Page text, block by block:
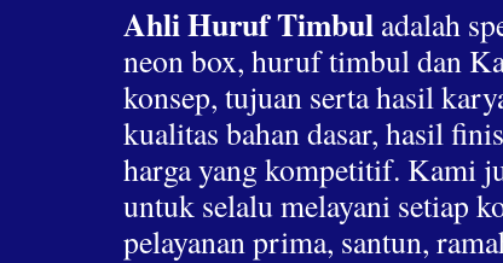
Ahli Huruf Timbul adalah
neon box, huruf timbul dan
konsep, tujuan serta hasil
kualitas bahan dasar, hasil
harga yang kompetitif. Kami
untuk selalu melayani setiap
pelayanan prima, santun,